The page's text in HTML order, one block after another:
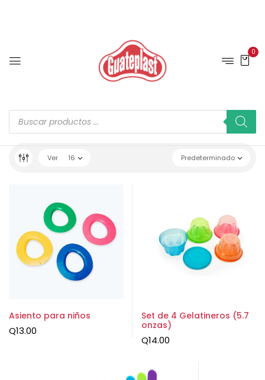
0
Predeterminado
Ver 16
Asiento para niños
Q13.00
Set de 4 Gelatineros (5.7
onzas)
Q14.00